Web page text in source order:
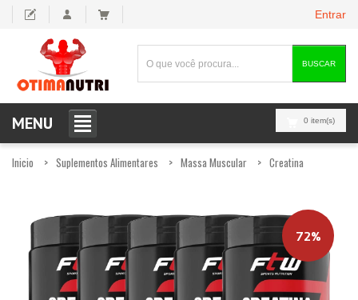
Entrar
BUSCAR
0 item(s)
MENU
Inicio Suplementos Alimentares Massa Muscular Creatina
72%